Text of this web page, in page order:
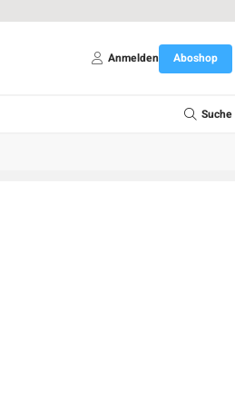
Anmelden Aboshop
Suche